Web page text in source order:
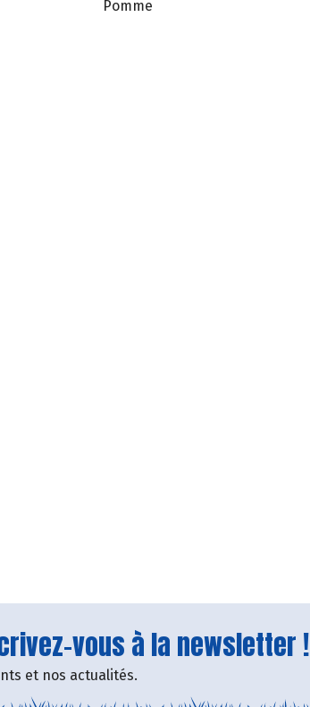
Pomme
vous à la newsletter !
et nos actualités.